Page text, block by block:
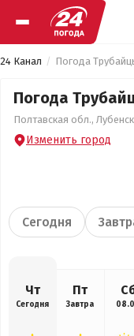
24 Канал Погода
Погода
Полтавская обл.,
Изменить город
Сегодня
Чт
Сегодня
Пт
Завтра